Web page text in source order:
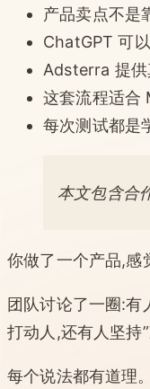
产品卖点不是
ChatGPT 可
Adsterra 提供
这套流程适合
每次测试都是
本文包含合
你做了一个产品,感
团队讨论了一圈:有
打动人,还有人坚持
每个说法都有道理。